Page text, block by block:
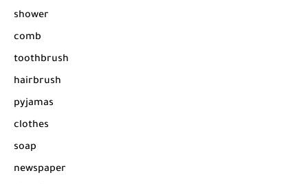
shower
comb
toothbrush
hairbrush
pyjamas
clothes
soap
newspaper